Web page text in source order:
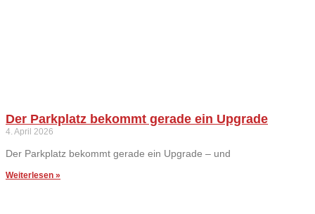
Der Parkplatz bekommt gerade ein Upgrade
4. April 2026
Der Parkplatz bekommt gerade ein Upgrade – und
Weiterlesen »